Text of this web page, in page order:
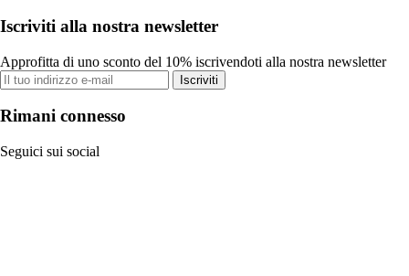
Iscriviti alla nostra newsletter
Approfitta di uno sconto del 10% iscrivendoti alla nostra newsletter
Iscriviti
Rimani connesso
Seguici sui social